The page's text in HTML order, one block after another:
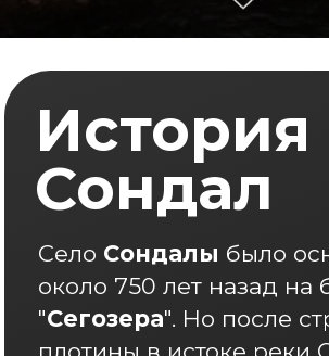
на 7 метров и село было затоплено.
От самого села осталось немного –
избы. А вокруг всё заросло иван-
Спустя пол века на её месте села
основали базу отдыха Сондалы. Она
находятся в единении с дикой
природой. Здесь Вы можете найти
себе занятие по душе, занятие
которое отвлечёт Вас от городской
суматохи.